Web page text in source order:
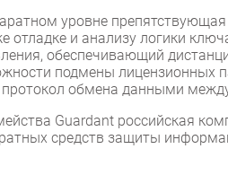
уровне
отладке и анализу логики
обеспечивающий
подмены лицензионных
обмена данными
Guardant российская
средств защиты